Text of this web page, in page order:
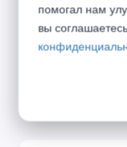
Открой двери
скидка 10% на
помогал нам
вы